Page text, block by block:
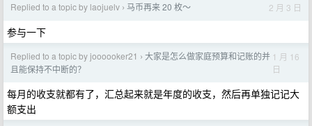
Replied to a topic by laojuelv › 马币再来 20 枚～ 2 月 3 日
参与一下
Replied to a topic by joooooker21 › 大家是怎么做家庭预算和记账的并
且能保持不中断的？
1 月 16
日
每月的收支就都有了，汇总起来就是年度的收支，然后再单独记记大
额支出